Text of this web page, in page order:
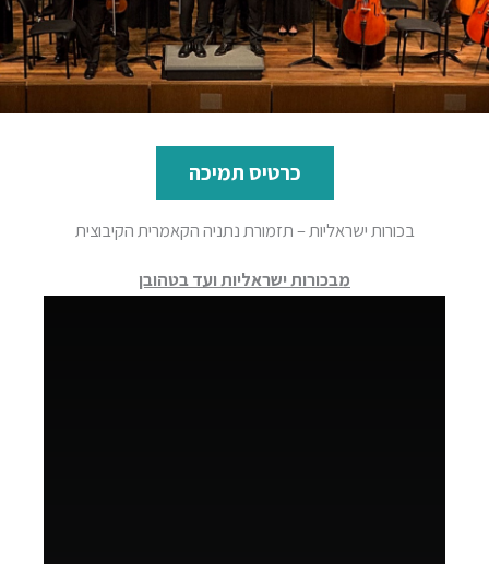
כרטיס תמיכה
בכורות ישראליות – תזמורת נתניה הקאמרית הקיבוצית
מבכורות ישראליות ועד בטהובן